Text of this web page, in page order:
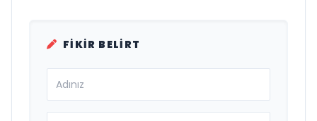
FIKIR BELIRT